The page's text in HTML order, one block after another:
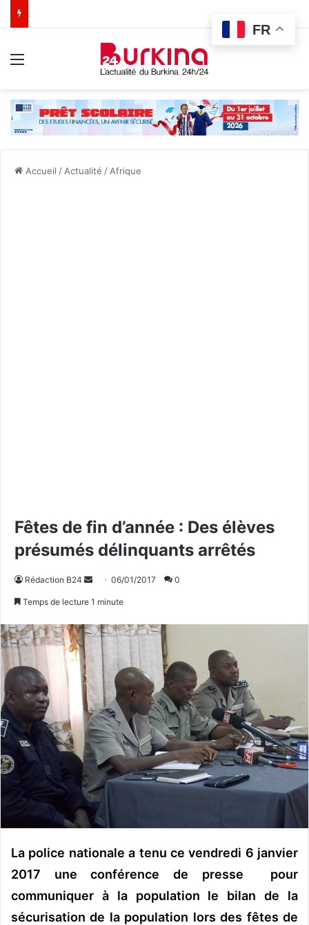
Accueil / Actualité / Afrique
Fêtes de fin d’année : Des élèves
présumés délinquants arrêtés
Rédaction B24
o
u
n
c
o
u
r
e
06/01/2017 0
Temps de lecture 1 minute
La police nationale a tenu ce vendredi 6 janvier
2017 une conférence de presse pour
communiquer à la population le bilan de la
sécurisation de la population lors des fêtes de
FR